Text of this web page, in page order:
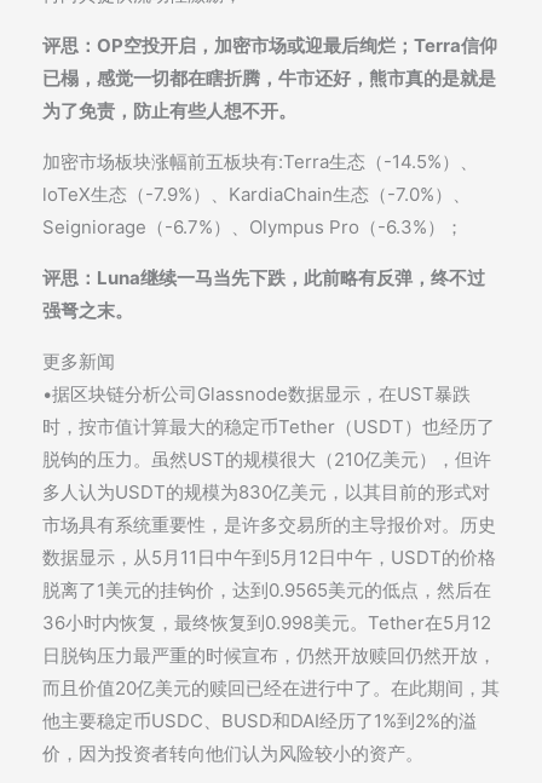
评思：OP空投开启，加密市场或迎最后绚烂；Terra信仰
已榻，感觉一切都在瞎折腾，牛市还好，熊市真的是就是
为了免责，防止有些人想不开。
加密市场板块涨幅前五板块有:Terra生态（-14.5%）、
loTeX生态（-7.9%）、KardiaChain生态（-7.0%）、
Seigniorage（-6.7%）、Olympus Pro（-6.3%）；
评思：Luna继续一马当先下跌，此前略有反弹，终不过
强弩之末。
更多新闻
•据区块链分析公司Glassnode数据显示，在UST暴跌
时，按市值计算最大的稳定币Tether（USDT）也经历了
脱钩的压力。虽然UST的规模很大（210亿美元），但许
多人认为USDT的规模为830亿美元，以其目前的形式对
市场具有系统重要性，是许多交易所的主导报价对。历史
数据显示，从5月11日中午到5月12日中午，USDT的价格
脱离了1美元的挂钩价，达到0.9565美元的低点，然后在
36小时内恢复，最终恢复到0.998美元。Tether在5月12
日脱钩压力最严重的时候宣布，仍然开放赎回仍然开放，
而且价值20亿美元的赎回已经在进行中了。在此期间，其
他主要稳定币USDC、BUSD和DAI经历了1%到2%的溢
价，因为投资者转向他们认为风险较小的资产。